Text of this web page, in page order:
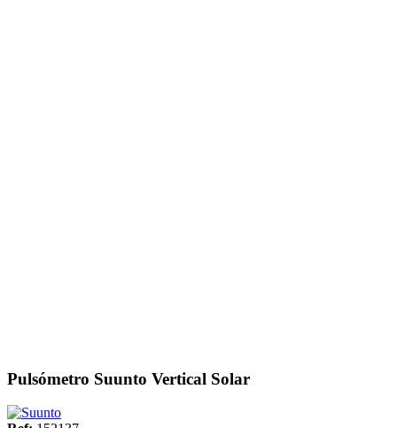
Pulsómetro Suunto Vertical Solar